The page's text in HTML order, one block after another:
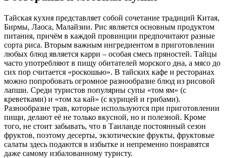
Тайская кухня представляет собой сочетание традиций Китая,
Бирмы, Лаоса, Малайзии. Рис является основным продуктом
питания, причём в каждой провинции предпочитают разные
сорта риса. Вторым важным ингредиентом в приготовлении
любых блюд является карри – особая смесь пряностей. Тайцы
часто употребляют в пищу обитателей морского дна, а мясо до
сих пор считается «роскошью». В тайских кафе и ресторанах
можно попробовать огромное разнообразие блюд из рисовой
лапши. Среди туристов популярны супы «том ям» (с
креветками) и «том ха кай» (с курицей и грибами).
Разнообразие трав, которые используются при приготовлении
пищи, делают её не только вкусной, но и полезной. Кроме
того, не стоит забывать, что в Таиланде постоянный сезон
фруктов, поэтому десерты, экзотические фрукты, фруктовые
салаты здесь подаются в избытке и непременно понравятся
даже самому избалованному туристу.